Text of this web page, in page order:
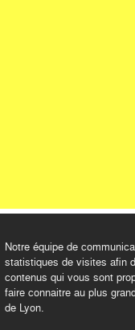
Notre équipe de
statistiques de visites afin
contenus qui vous sont
faire connaitre au plus
de Lyon.